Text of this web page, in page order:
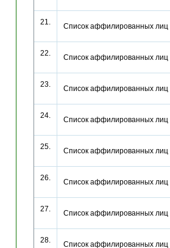
21. Список аффилированных
22. Список аффилированных
23. Список аффилированных
24. Список аффилированных
25. Список аффилированных
26. Список аффилированных
27. Список аффилированных
28. Список аффилированных